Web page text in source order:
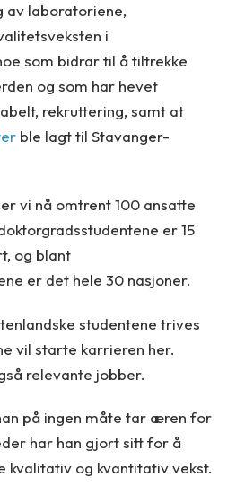
av laboratoriene,
i
som bidrar til å tiltrekke
og som har hevet
rekruttering, samt at
ble lagt til Stavanger-
vi nå omtrent 100 ansatte
er 15
og blant
er det hele 30 nasjoner.
studentene trives
vil starte karrieren her.
relevante jobber.
på ingen måte tar æren for
har han gjort sitt for å
og kvantitativ vekst.